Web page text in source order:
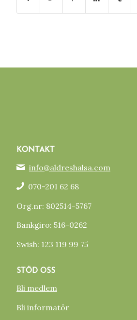
KONTAKT
info@aldreshalsa.com
070-201 62 68
Org.nr: 802514-5767
Bankgiro: 516-0262
Swish: 123 119 99 75
STÖD OSS
Bli medlem
Bli informatör